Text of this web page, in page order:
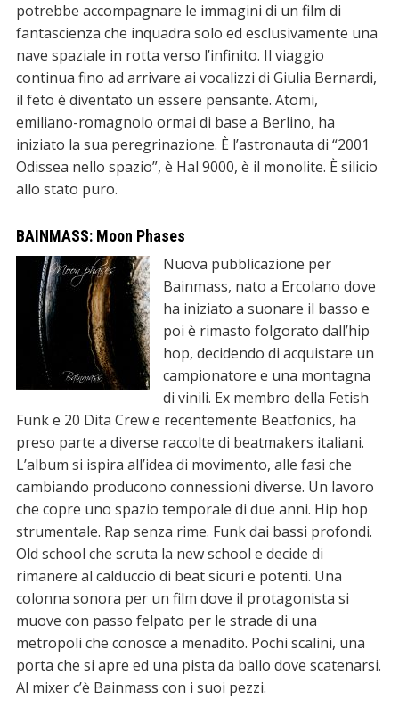
potrebbe accompagnare le immagini di un film di
fantascienza che inquadra solo ed esclusivamente una
nave spaziale in rotta verso l’infinito. Il viaggio
continua fino ad arrivare ai vocalizzi di Giulia Bernardi,
il feto è diventato un essere pensante. Atomi,
emiliano-romagnolo ormai di base a Berlino, ha
iniziato la sua peregrinazione. È l’astronauta di “2001
Odissea nello spazio”, è Hal 9000, è il monolite. È silicio
allo stato puro.
BAINMASS: Moon Phases
Nuova pubblicazione per
Bainmass, nato a Ercolano dove
ha iniziato a suonare il basso e
poi è rimasto folgorato dall’hip
hop, decidendo di acquistare un
campionatore e una montagna
di vinili. Ex membro della Fetish
Funk e 20 Dita Crew e recentemente Beatfonics, ha
preso parte a diverse raccolte di beatmakers italiani.
L’album si ispira all’idea di movimento, alle fasi che
cambiando producono connessioni diverse. Un lavoro
che copre uno spazio temporale di due anni. Hip hop
strumentale. Rap senza rime. Funk dai bassi profondi.
Old school che scruta la new school e decide di
rimanere al calduccio di beat sicuri e potenti. Una
colonna sonora per un film dove il protagonista si
muove con passo felpato per le strade di una
metropoli che conosce a menadito. Pochi scalini, una
porta che si apre ed una pista da ballo dove scatenarsi.
Al mixer c’è Bainmass con i suoi pezzi.